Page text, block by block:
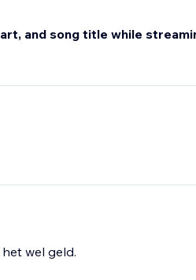
and song title while
wel geld.